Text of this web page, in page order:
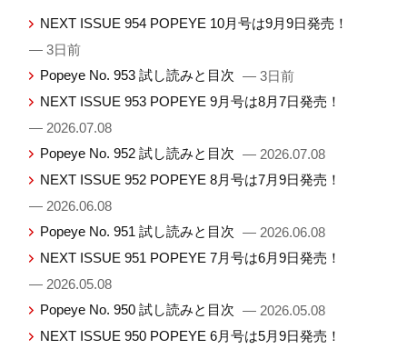
NEXT ISSUE 954 POPEYE 10月号は9月9日発売！
— 3日前
Popeye No. 953 試し読みと目次 — 3日前
NEXT ISSUE 953 POPEYE 9月号は8月7日発売！
— 2026.07.08
Popeye No. 952 試し読みと目次 — 2026.07.08
NEXT ISSUE 952 POPEYE 8月号は7月9日発売！
— 2026.06.08
Popeye No. 951 試し読みと目次 — 2026.06.08
NEXT ISSUE 951 POPEYE 7月号は6月9日発売！
— 2026.05.08
Popeye No. 950 試し読みと目次 — 2026.05.08
NEXT ISSUE 950 POPEYE 6月号は5月9日発売！